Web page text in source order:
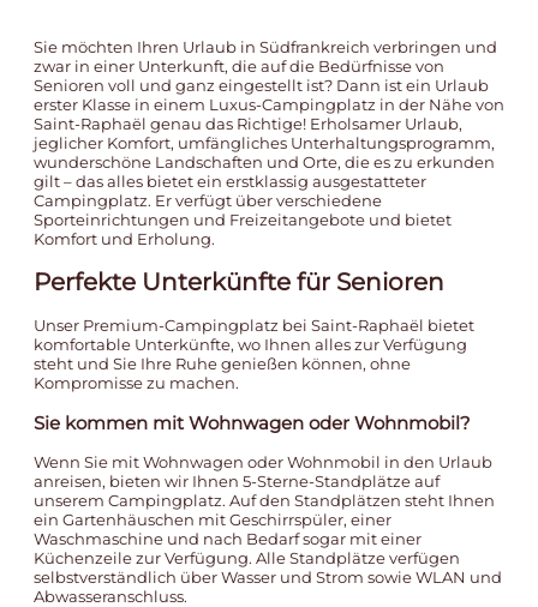
Sie möchten Ihren Urlaub in Südfrankreich verbringen und
zwar in einer Unterkunft, die auf die Bedürfnisse von
Senioren voll und ganz eingestellt ist? Dann ist ein Urlaub
erster Klasse in einem Luxus-Campingplatz in der Nähe von
Saint-Raphaël genau das Richtige! Erholsamer Urlaub,
jeglicher Komfort, umfängliches Unterhaltungsprogramm,
wunderschöne Landschaften und Orte, die es zu erkunden
gilt – das alles bietet ein erstklassig ausgestatteter
Campingplatz. Er verfügt über verschiedene
Sporteinrichtungen und Freizeitangebote und bietet
Komfort und Erholung.
Perfekte Unterkünfte für Senioren
Unser Premium-Campingplatz bei Saint-Raphaël bietet
komfortable Unterkünfte, wo Ihnen alles zur Verfügung
steht und Sie Ihre Ruhe genießen können, ohne
Kompromisse zu machen.
Sie kommen mit Wohnwagen oder Wohnmobil?
Wenn Sie mit Wohnwagen oder Wohnmobil in den Urlaub
anreisen, bieten wir Ihnen 5-Sterne-Standplätze auf
unserem Campingplatz. Auf den Standplätzen steht Ihnen
ein Gartenhäuschen mit Geschirrspüler, einer
Waschmaschine und nach Bedarf sogar mit einer
Küchenzeile zur Verfügung. Alle Standplätze verfügen
selbstverständlich über Wasser und Strom sowie WLAN und
Abwasseranschluss.